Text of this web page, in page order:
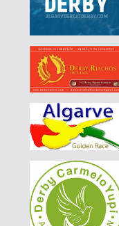
PT-6125576-26|60 EUR
DE-25-07744-896|110 EUR
AGD WINTER RACE 2026 - 13B
PT-6201101-26|55 EUR
DERBY BORRACHOS 2026 - 3B
PT-6201104-26|55 EUR
DERBY BORRACHOS 2026 - 3A
PT-6117506-26|55 EUR
DERBY BORRACHOS 2026 - 3B
PT-4420350-24|100 EUR
AVELAR & AVELAR